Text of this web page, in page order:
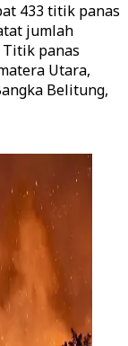
433 titik panas
jumlah
panas
Utara,
Belitung,